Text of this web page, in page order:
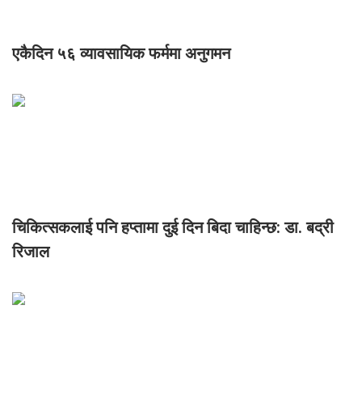
एकैदिन ५६ व्यावसायिक फर्ममा अनुगमन
चिकित्सकलाई पनि हप्तामा दुई दिन बिदा चाहिन्छ: डा. बद्री
रिजाल